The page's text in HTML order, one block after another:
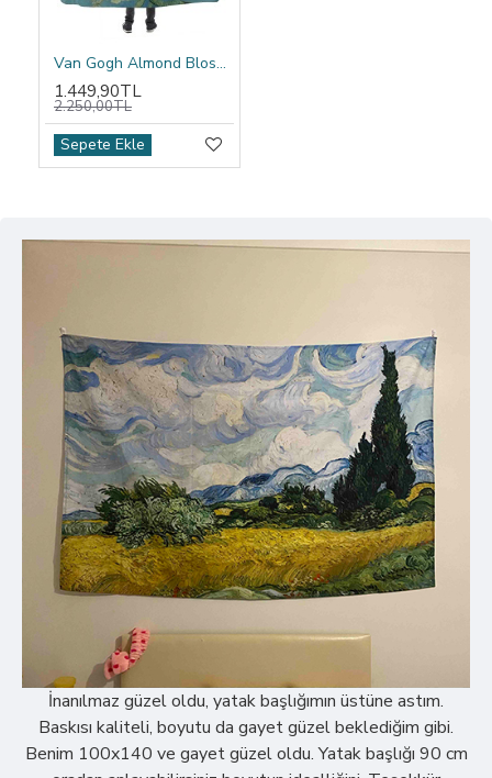
Van Gogh Almond Blossom Kapşonlu Battaniye
1.449,90TL
2.250,00TL
Sepete Ekle
Yeri, baskısı, renkleri, boyutu tam istediğim gibi. Bendeki
orta boy olanı, kullanacağınız alana göre aşağı yukarı bi fikir
vermesi açısından görsel ekledim, tek kişilik yatak yanında